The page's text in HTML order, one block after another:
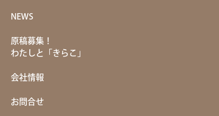
NEWS
原稿募集！
わたしと「きらこ」
会社情報
お問合せ